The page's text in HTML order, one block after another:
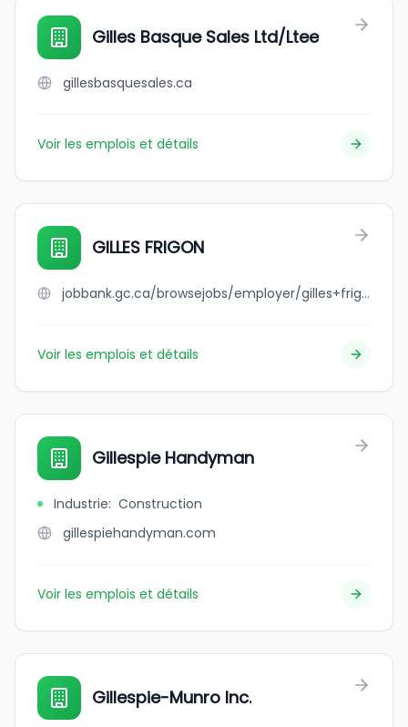
Gilles Basque Sales Ltd/Ltee
gillesbasquesales.ca
Voir les emplois et détails
GILLES FRIGON
jobbank.gc.ca/browsejobs/employer/gilles+frigon/ca
Voir les emplois et détails
Gillespie Handyman
Industrie: Construction
gillespiehandyman.com
Voir les emplois et détails
Gillespie-Munro Inc.